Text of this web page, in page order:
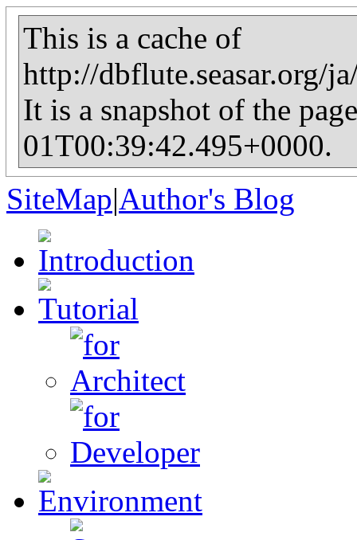
This is a cache of
http://dbflute.seasar.org/
It is a snapshot of the
01T00:39:42.495+0000.
SiteMap|Author's Blog